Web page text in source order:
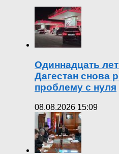
Одиннадцать
Дагестан снова
проблему с нуля
08.08.2026 15:09